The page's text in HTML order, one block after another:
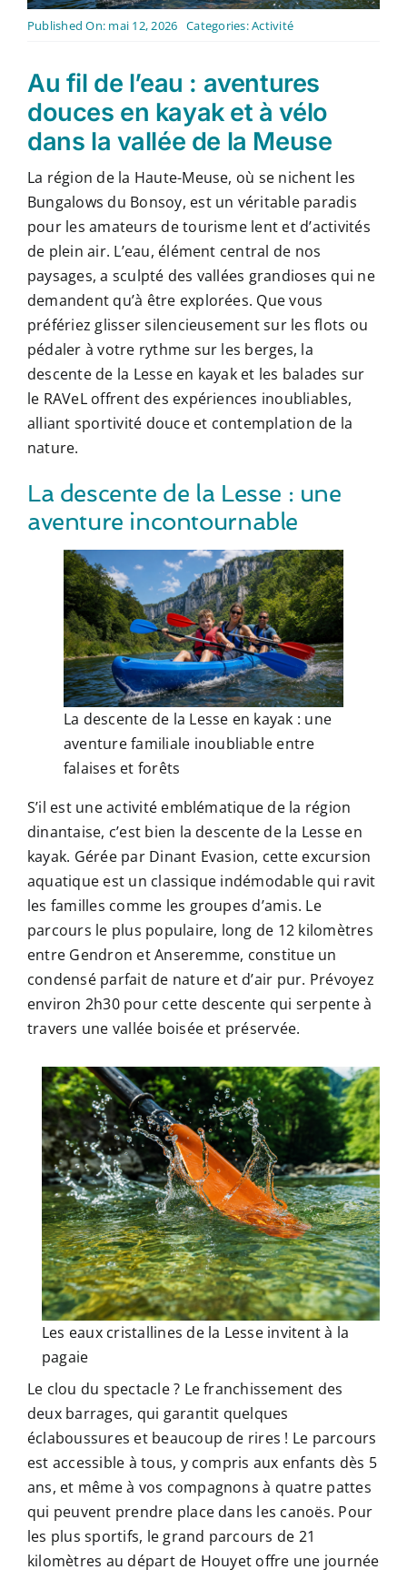
Contact
Published On: mai 12, 2026 Categories:Activité
Au fil de l’eau : aventures
douces en kayak et à vélo
dans la vallée de la Meuse
La région de la Haute-Meuse, où se nichent les
Bungalows du Bonsoy, est un véritable paradis
pour les amateurs de tourisme lent et d’activités
de plein air. L’eau, élément central de nos
paysages, a sculpté des vallées grandioses qui ne
demandent qu’à être explorées. Que vous
préfériez glisser silencieusement sur les flots ou
pédaler à votre rythme sur les berges, la
descente de la Lesse en kayak et les balades sur
le RAVeL offrent des expériences inoubliables,
alliant sportivité douce et contemplation de la
nature.
La descente de la Lesse : une
aventure incontournable
La descente de la Lesse en kayak : une
aventure familiale inoubliable entre
falaises et forêts
S’il est une activité emblématique de la région
dinantaise, c’est bien la descente de la Lesse en
kayak. Gérée par Dinant Evasion, cette excursion
aquatique est un classique indémodable qui ravit
les familles comme les groupes d’amis. Le
parcours le plus populaire, long de 12 kilomètres
entre Gendron et Anseremme, constitue un
condensé parfait de nature et d’air pur. Prévoyez
environ 2h30 pour cette descente qui serpente à
travers une vallée boisée et préservée.
Les eaux cristallines de la Lesse invitent à la
pagaie
Le clou du spectacle ? Le franchissement des
deux barrages, qui garantit quelques
éclaboussures et beaucoup de rires ! Le parcours
est accessible à tous, y compris aux enfants dès 5
ans, et même à vos compagnons à quatre pattes
qui peuvent prendre place dans les canoës. Pour
les plus sportifs, le grand parcours de 21
kilomètres au départ de Houyet offre une journée